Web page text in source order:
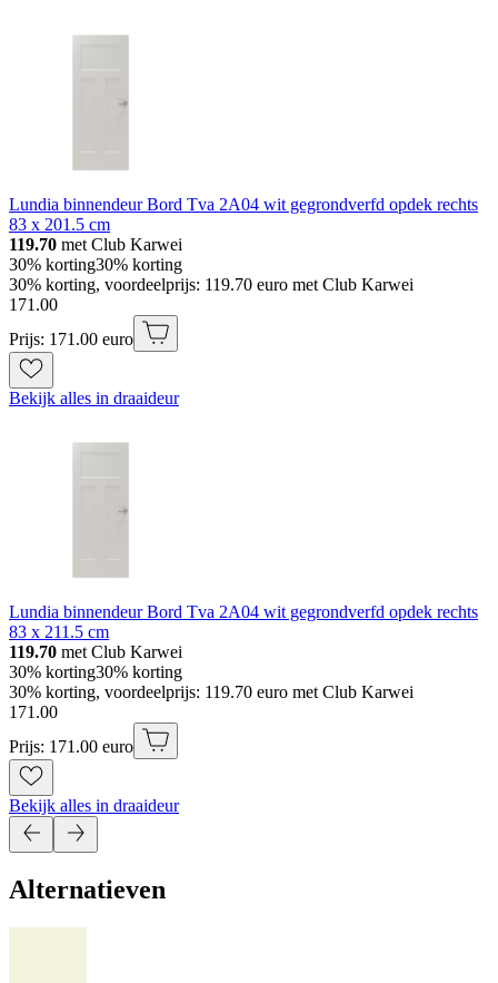
Lundia binnendeur Bord Tva 2A04 wit gegrondverfd opdek rechts
83 x 201.5 cm
119.70 met Club Karwei
30% korting30% korting
30% korting, voordeelprijs: 119.70 euro met Club Karwei
171 .00
Prijs: 171.00 euro
Bekijk alles in draaideur
Lundia binnendeur Bord Tva 2A04 wit gegrondverfd opdek rechts
83 x 211.5 cm
119.70 met Club Karwei
30% korting30% korting
30% korting, voordeelprijs: 119.70 euro met Club Karwei
171 .00
Prijs: 171.00 euro
Bekijk alles in draaideur
Alternatieven